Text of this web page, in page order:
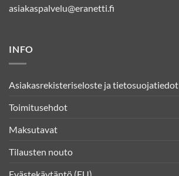
asiakaspalvelu@eranetti.fi
INFO
Asiakasrekisteriseloste ja tietosuojatiedot
Toimitusehdot
Maksutavat
Tilausten nouto